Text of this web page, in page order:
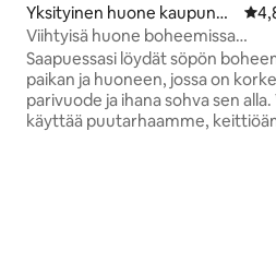
Yksityinen huone kaupungi
ssa Amsterdam
Viihtyisä huone boheemissa
huoneistossa (jaettu)
Saapuessasi löydät söpön
paikan ja huoneen, jossa on
parivuode ja ihana sohva sen alla.
käyttää puutarhaamme,